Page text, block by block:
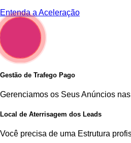
Entenda a Aceleração
Gestão de Trafego Pago
Gerenciamos os Seus Anúncios
Local de Aterrisagem dos Leads
Você precisa de uma Estrutura